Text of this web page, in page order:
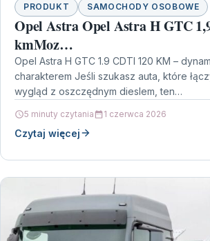
PRODUKT SAMOCHODY OSOBOWE
Opel Astra Opel Astra H GTC
kmMoz…
Opel Astra H GTC 1.9 CDTI 120 KM –
charakterem Jeśli szukasz auta, które
wygląd z oszczędnym dieslem, ten…
5 minuty czytania 1 czerwca 2026
Czytaj więcej